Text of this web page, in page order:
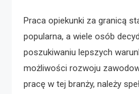
Praca opiekunki za granicą
popularna, a wiele osób
poszukiwaniu lepszych
możliwości rozwoju
pracę w tej branży, należy